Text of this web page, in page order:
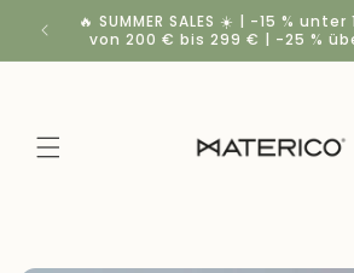
zum
Inhalt
🔥 SUMMER SALES ☀️ | -15 %
von 200 € bis 299 € | -25 %